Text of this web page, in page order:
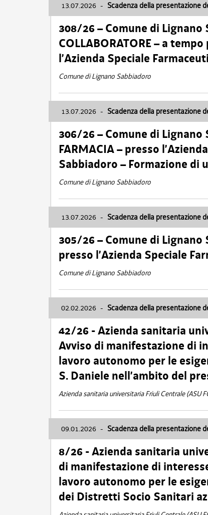
13.07.2026 - Scadenza della presentazione
308/26 – Comune di Lignano
COLLABORATORE – a
l’Azienda Speciale
Comune di Lignano Sabbiadoro
13.07.2026 - Scadenza della presentazione
306/26 – Comune di Lignano
FARMACIA – presso
Sabbiadoro – Formazione di
Comune di Lignano Sabbiadoro
13.07.2026 - Scadenza della presentazione
305/26 – Comune di Lignano
presso l’Azienda Speciale
Comune di Lignano Sabbiadoro
02.02.2026 - Scadenza della presentazione
42/26 - Azienda sanitaria
Avviso di manifestazione di
lavoro autonomo per le
S. Daniele nell’ambito del
Azienda sanitaria universitaria Friuli Centrale (ASU
09.01.2026 - Scadenza della presentazione
8/26 - Azienda sanitaria
di manifestazione di
lavoro autonomo per le
dei Distretti Socio Sanitari